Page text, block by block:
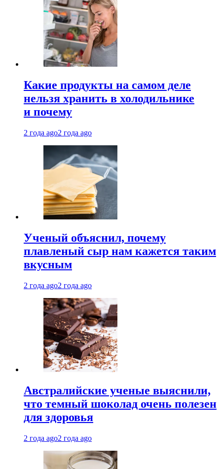
Какие продукты на самом деле
нельзя хранить в холодильнике
и почему
2 года ago2 года ago
Ученый объяснил, почему
плавленый сыр нам кажется таким
вкусным
2 года ago2 года ago
Австралийские ученые выяснили,
что темный шоколад очень полезен
для здоровья
2 года ago2 года ago